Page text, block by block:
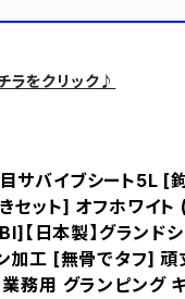
ラをクリック♪
サバイブシート5L [
セット] オフホワイ
【日本製】グランド
加工 [無骨でタフ] 頑
務用 グランピング